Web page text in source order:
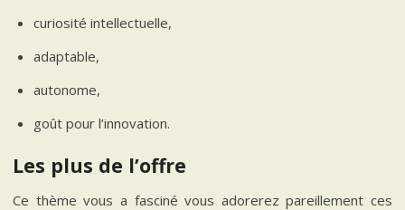
curiosité intellectuelle,
adaptable,
autonome,
goût pour l’innovation.
Les plus de l’offre
Ce thème vous a fasciné vous adorerez pareillement ces